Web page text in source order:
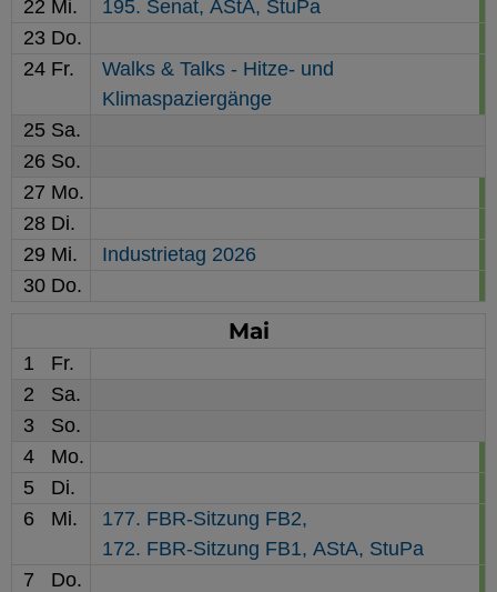
22 Mi. 195. Senat, AStA, StuPa
23 Do.
24 Fr.
Walks & Talks - Hitze- und
Klimaspaziergänge
25 Sa.
26 So.
27 Mo.
28 Di.
29 Mi.
Industrietag 2026
30 Do.
Mai
1
Fr.
2
Sa.
3
So.
4
Mo.
5
Di.
6
Mi.
177. FBR-Sitzung FB2,
172. FBR-Sitzung FB1, AStA, StuPa
7
Do.